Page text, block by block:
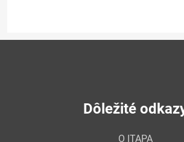
Dôležité
O ITAPA